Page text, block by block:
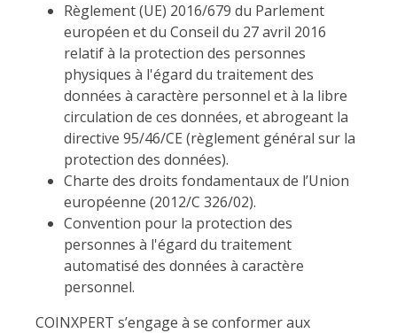
Règlement (UE) 2016/679 du Parlement
européen et du Conseil du 27 avril 2016
relatif à la protection des personnes
physiques à l'égard du traitement des
données à caractère personnel et à la libre
circulation de ces données, et abrogeant la
directive 95/46/CE (règlement général sur la
protection des données).
Charte des droits fondamentaux de l’Union
européenne (2012/C 326/02).
Convention pour la protection des
personnes à l'égard du traitement
automatisé des données à caractère
personnel.
COINXPERT s’engage à se conformer aux